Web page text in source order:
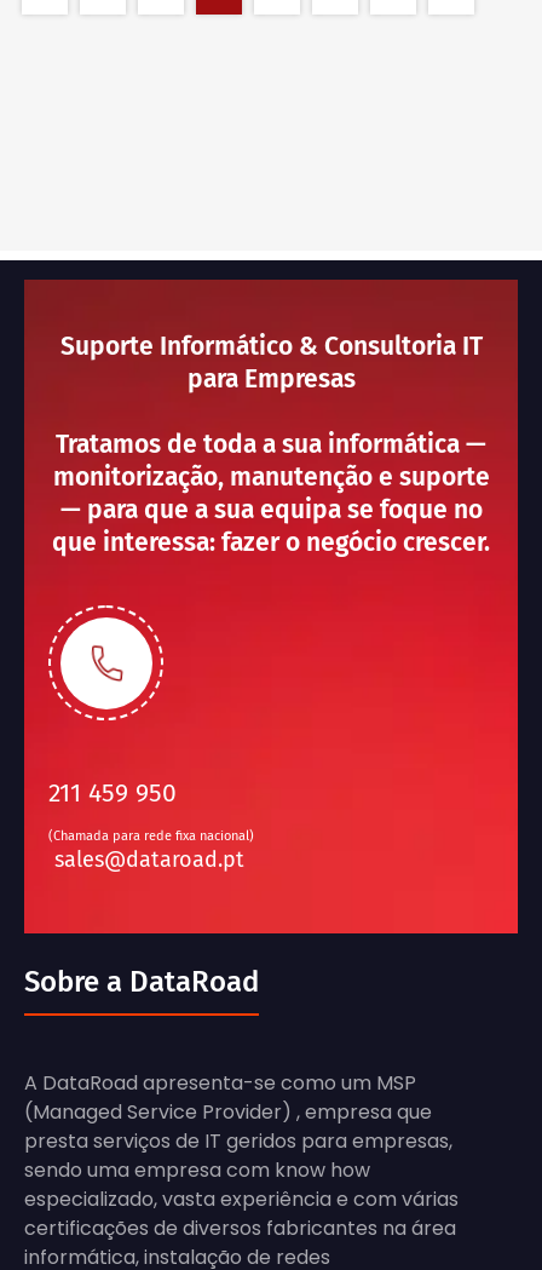
Suporte Informático & Consultoria IT
para Empresas
Tratamos de toda a sua informática —
monitorização, manutenção e suporte
— para que a sua equipa se foque no
que interessa: fazer o negócio crescer.
211 459 950
(Chamada para rede fixa nacional)
sales@dataroad.pt
Sobre a DataRoad
A DataRoad apresenta-se como um MSP
(Managed Service Provider) , empresa que
presta serviços de IT geridos para empresas,
sendo uma empresa com know how
especializado, vasta experiência e com várias
certificações de diversos fabricantes na área
informática, instalação de redes